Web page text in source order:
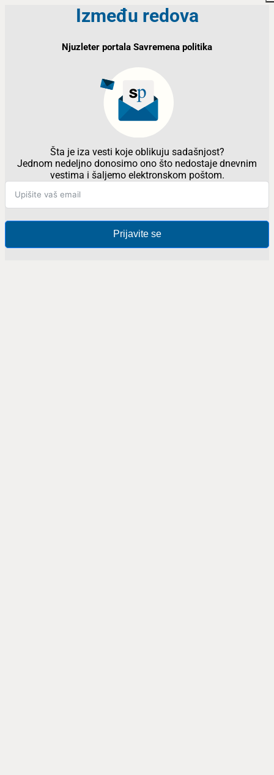
Između redova
Njuzleter portala Savremena politika
Šta je iza vesti koje oblikuju sadašnjost?
Jednom nedeljno donosimo ono što nedostaje dnevnim
vestima i šaljemo elektronskom poštom.
Prijavite se